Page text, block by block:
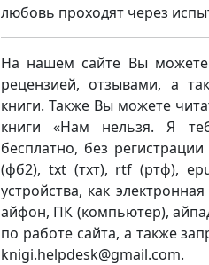
любовь проходят через
На нашем сайте Вы можете
рецензией, отзывами, а
книги. Также Вы можете
книги «Нам нельзя. Я
бесплатно, без
(фб2), txt (тхт), rtf (ртф),
устройства, как
айфон, ПК (компьютер),
по работе сайта, а также
knigi.helpdesk@gmail.com.